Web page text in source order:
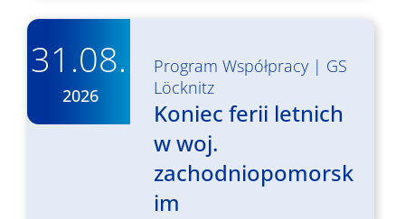
31.08.
2026
Program Współpracy| GS
Löcknitz
Koniec ferii letnich
w woj.
zachodniopomorsk
im